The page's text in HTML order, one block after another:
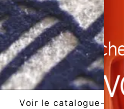
Voir le catalogue
PVC